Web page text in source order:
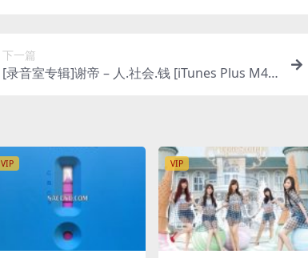
下一篇
[录音室专辑]谢帝 – 人.社会.钱 [iTunes Plus M4
VIP VIP